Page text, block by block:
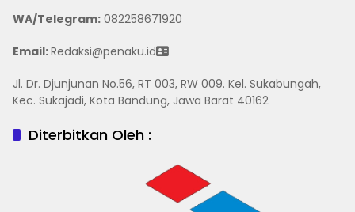
WA/Telegram: 082258671920
Email:Redaksi@penaku.id
Jl. Dr. Djunjunan No.56, RT 003, RW 009. Kel. Sukabungah,
Kec. Sukajadi, Kota Bandung, Jawa Barat 40162
Diterbitkan Oleh :